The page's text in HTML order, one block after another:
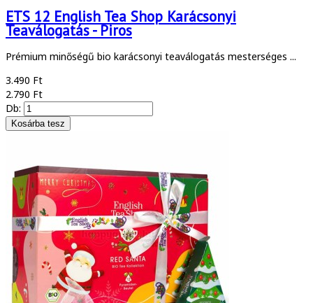
ETS 12 English Tea Shop Karácsonyi
Teaválogatás - Piros
Prémium minőségű bio karácsonyi teaválogatás mesterséges ...
3.490 Ft
2.790 Ft
Db: